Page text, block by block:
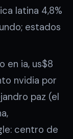
latina 4,8%
estados
en ia, us$8
nvidia por
paz (el
centro de